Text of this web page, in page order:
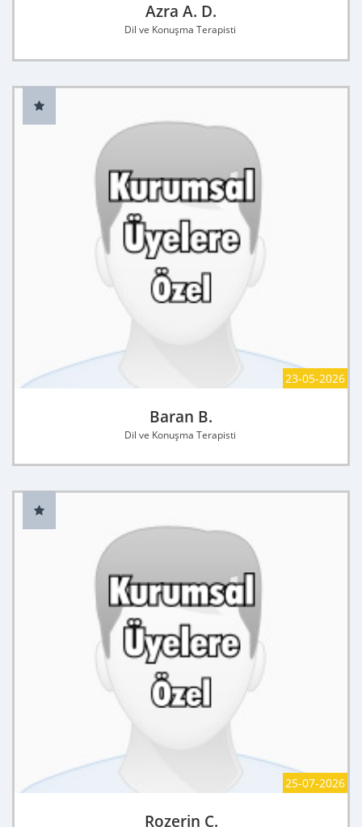
Azra A. D.
Dil ve Konuşma Terapisti
23-05-2026
Baran B.
Dil ve Konuşma Terapisti
25-07-2026
Rozerin C.